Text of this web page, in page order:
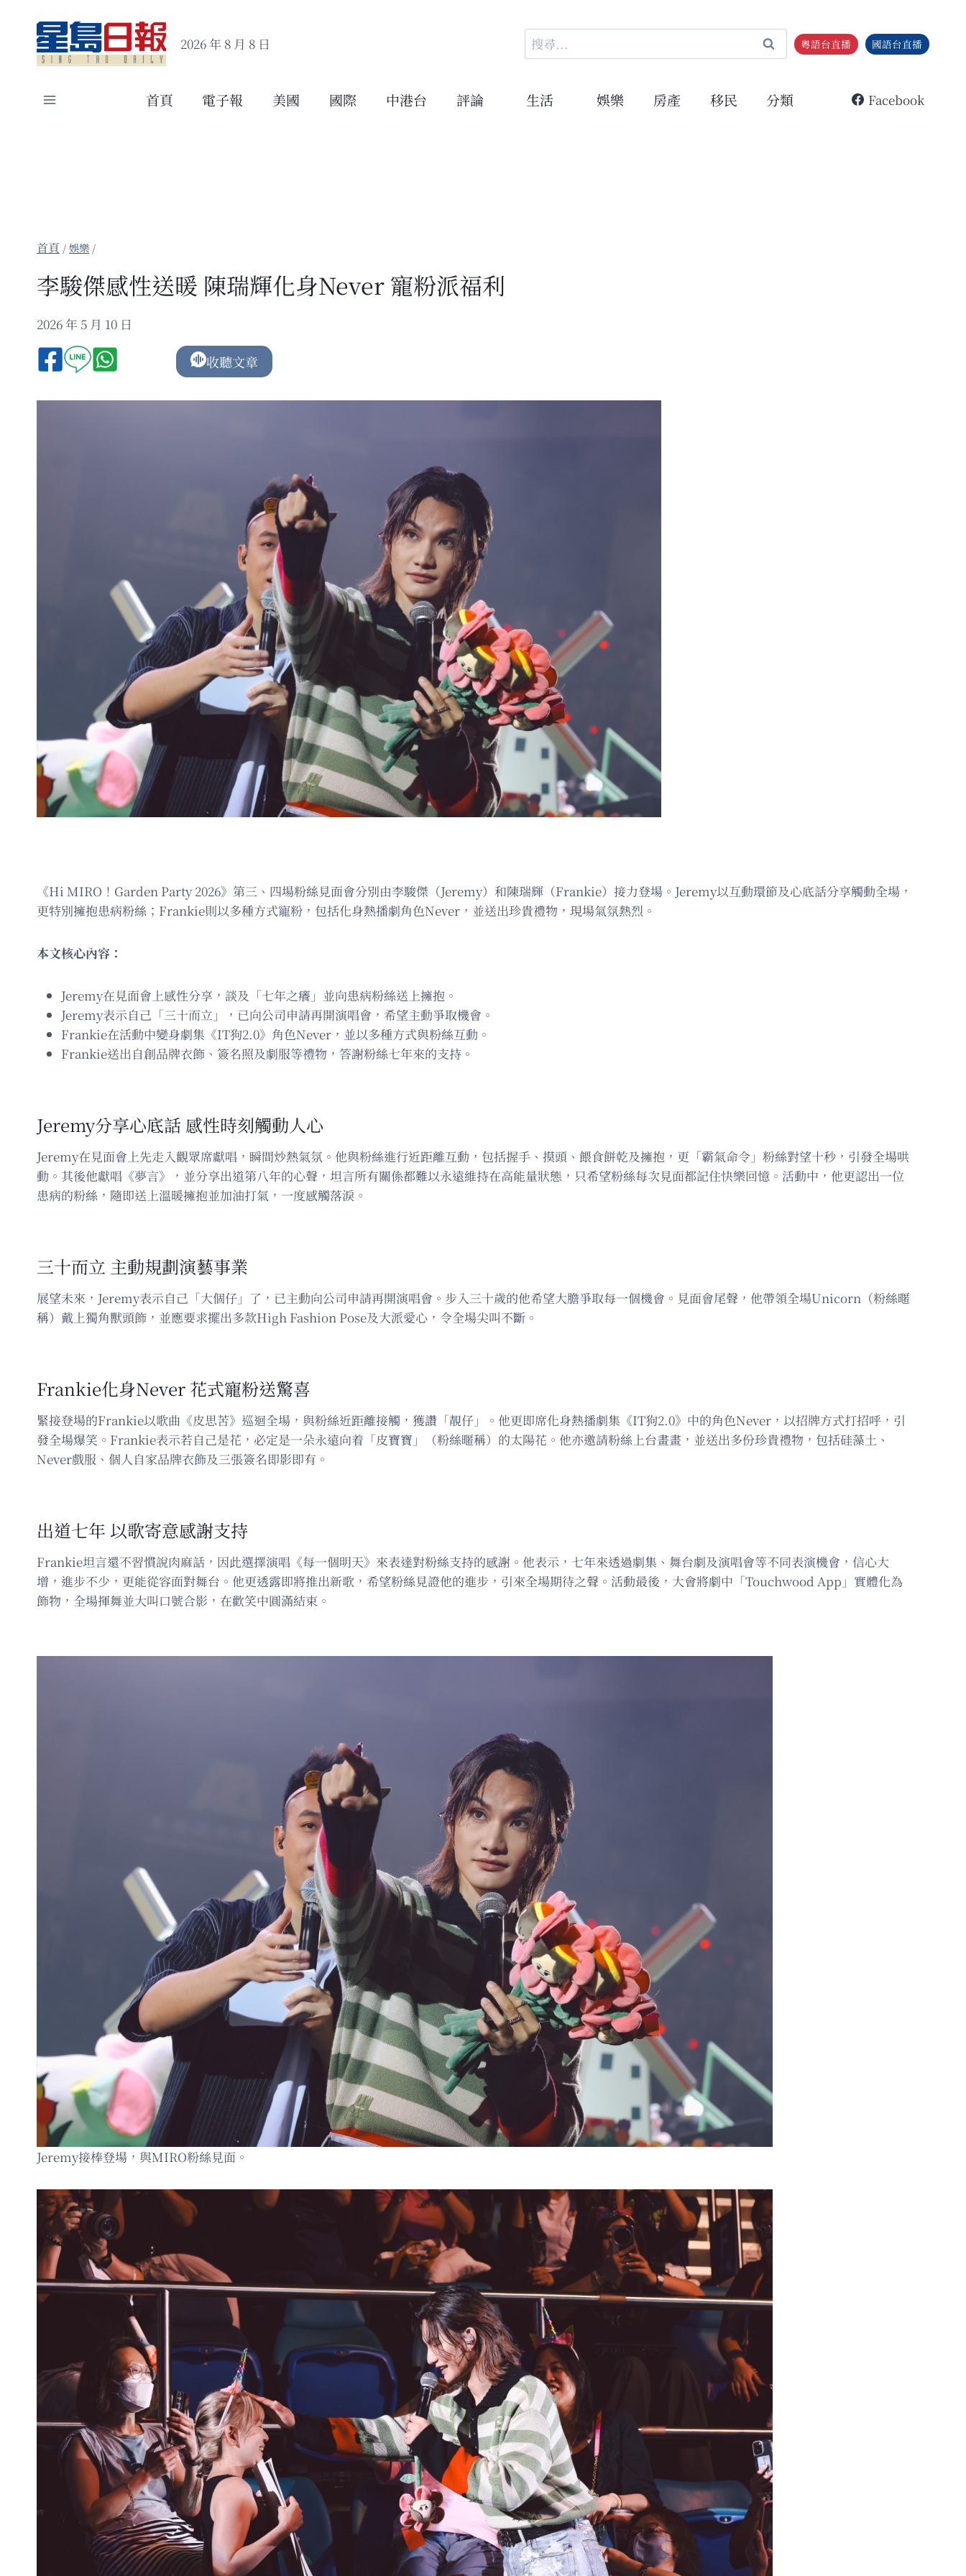
content
2026 年 8 月 8 日
搜
尋
鍵
粵語台直播 國語台直播
首頁 電子報 美國 國際 中港台 評論 生活 娛樂 房產 移民 分類 Facebook
/娛樂 /
李駿傑感性送暖 陳瑞輝化身Never 寵粉派福利
2026 年 5 月 10 日
收聽文章
《Hi MIRO！Garden Party 2026》第三、四場粉絲見面會分別由李駿傑（Jeremy）和陳瑞輝（Frankie）接力登場。Jeremy以互動環節及心底話分享觸動全場，
更特別擁抱患病粉絲；Frankie則以多種方式寵粉，包括化身熱播劇角色Never，並送出珍貴禮物，現場氣氛熱烈。
本文核心內容：
Jeremy在見面會上感性分享，談及「七年之癢」並向患病粉絲送上擁抱。
Jeremy表示自己「三十而立」，已向公司申請再開演唱會，希望主動爭取機會。
Frankie在活動中變身劇集《IT狗2.0》角色Never，並以多種方式與粉絲互動。
Frankie送出自創品牌衣飾、簽名照及劇服等禮物，答謝粉絲七年來的支持。
Jeremy分享心底話 感性時刻觸動人心
Jeremy在見面會上先走入觀眾席獻唱，瞬間炒熱氣氛。他與粉絲進行近距離互動，包括握手、摸頭、餵食餅乾及擁抱，更「霸氣命令」粉絲對望十秒，引發全場哄
動。其後他獻唱《夢言》，並分享出道第八年的心聲，坦言所有關係都難以永遠維持在高能量狀態，只希望粉絲每次見面都記住快樂回憶。活動中，他更認出一位
患病的粉絲，隨即送上溫暖擁抱並加油打氣，一度感觸落淚。
三十而立 主動規劃演藝事業
展望未來，Jeremy表示自己「大個仔」了，已主動向公司申請再開演唱會。步入三十歲的他希望大膽爭取每一個機會。見面會尾聲，他帶領全場Unicorn（粉絲暱
稱）戴上獨角獸頭飾，並應要求擺出多款High Fashion Pose及大派愛心，令全場尖叫不斷。
Frankie化身Never 花式寵粉送驚喜
緊接登場的Frankie以歌曲《皮思苦》巡迴全場，與粉絲近距離接觸，獲讚「靚仔」。他更即席化身熱播劇集《IT狗2.0》中的角色Never，以招牌方式打招呼，引
發全場爆笑。Frankie表示若自己是花，必定是一朵永遠向着「皮寶寶」（粉絲暱稱）的太陽花。他亦邀請粉絲上台畫畫，並送出多份珍貴禮物，包括硅藻土、
Never戲服、個人自家品牌衣飾及三張簽名即影即有。
出道七年 以歌寄意感謝支持
Frankie坦言還不習慣說肉麻話，因此選擇演唱《每一個明天》來表達對粉絲支持的感謝。他表示，七年來透過劇集、舞台劇及演唱會等不同表演機會，信心大
增，進步不少，更能從容面對舞台。他更透露即將推出新歌，希望粉絲見證他的進步，引來全場期待之聲。活動最後，大會將劇中「Touchwood App」實體化為
飾物，全場揮舞並大叫口號合影，在歡笑中圓滿結束。
Jeremy接棒登場，與MIRO粉絲見面。